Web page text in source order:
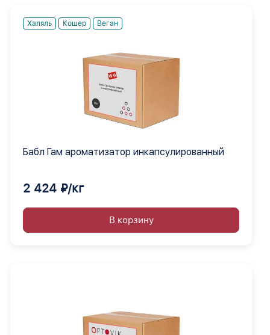
Халяль Кошер Веган
Бабл Гам ароматизатор инкапсулированный
2 424 ₽/кг
В корзину